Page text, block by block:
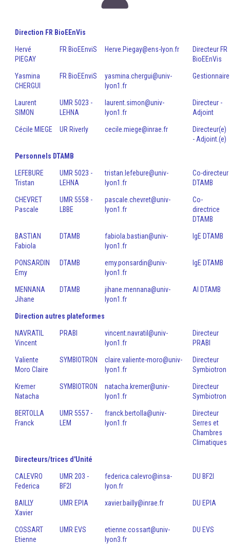
Direction FR BioEEnVis
Hervé
PIEGAY
FR BioEEnviS Herve.Piegay@ens-lyon.fr
Directeur FR
BioEEnVis
Yasmina
CHERGUI
FR BioEEnviS
yasmina.chergui@univ-
lyon1.fr
Gestionnaire
Laurent
SIMON
UMR 5023 -
LEHNA
laurent.simon@univ-
lyon1.fr
Directeur -
Adjoint
Cécile MIEGE UR Riverly cecile.miege@inrae.fr
Directeur(e)
- Adjoint.(e)
Personnels DTAMB
LEFEBURE
Tristan
UMR 5023 -
LEHNA
tristan.lefebure@univ-
lyon1.fr
Co-directeur
DTAMB
CHEVRET
Pascale
UMR 5558 -
LBBE
pascale.chevret@univ-
lyon1.fr
Co-
directrice
DTAMB
BASTIAN
Fabiola
DTAMB
fabiola.bastian@univ-
lyon1.fr
IgE DTAMB
PONSARDIN
Emy
DTAMB
emy.ponsardin@univ-
lyon1.fr
IgE DTAMB
MENNANA
Jihane
DTAMB
jihane.mennana@univ-
lyon1.fr
AI DTAMB
Direction autres plateformes
NAVRATIL
Vincent
PRABI
vincent.navratil@univ-
lyon1.fr
Directeur
PRABI
Valiente
Moro Claire
SYMBIOTRON
claire.valiente-moro@univ-
lyon1.fr
Directeur
Symbiotron
Kremer
Natacha
SYMBIOTRON
natacha.kremer@univ-
lyon1.fr
Directeur
Symbiotron
BERTOLLA
Franck
UMR 5557 -
LEM
franck.bertolla@univ-
lyon1.fr
Directeur
Serres et
Chambres
Climatiques
Directeurs/trices d'Unité
CALEVRO
Federica
UMR 203 -
BF2I
federica.calevro@insa-
lyon.fr
DU BF2I
BAILLY
Xavier
UMR EPIA xavier.bailly@inrae.fr DU EPIA
COSSART
Etienne
UMR EVS
etienne.cossart@univ-
lyon3.fr
DU EVS